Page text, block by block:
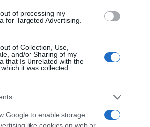
of processing my
for Targeted Advertising.
of Collection, Use,
and/or Sharing of my
that Is Unrelated with the
it was collected.
Google to enable storage
like cookies on web or
και τις υποδείξεις της
να επιδείξουν αυξημένη
διέλευσή τους από την περιοχή.